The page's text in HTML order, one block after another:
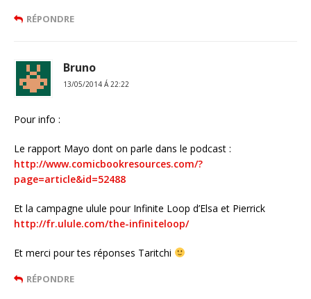
RÉPONDRE
Bruno
13/05/2014 Á 22:22
Pour info :
Le rapport Mayo dont on parle dans le podcast :
http://www.comicbookresources.com/?
page=article&id=52488
Et la campagne ulule pour Infinite Loop d’Elsa et Pierrick
http://fr.ulule.com/the-infiniteloop/
Et merci pour tes réponses Taritchi
RÉPONDRE